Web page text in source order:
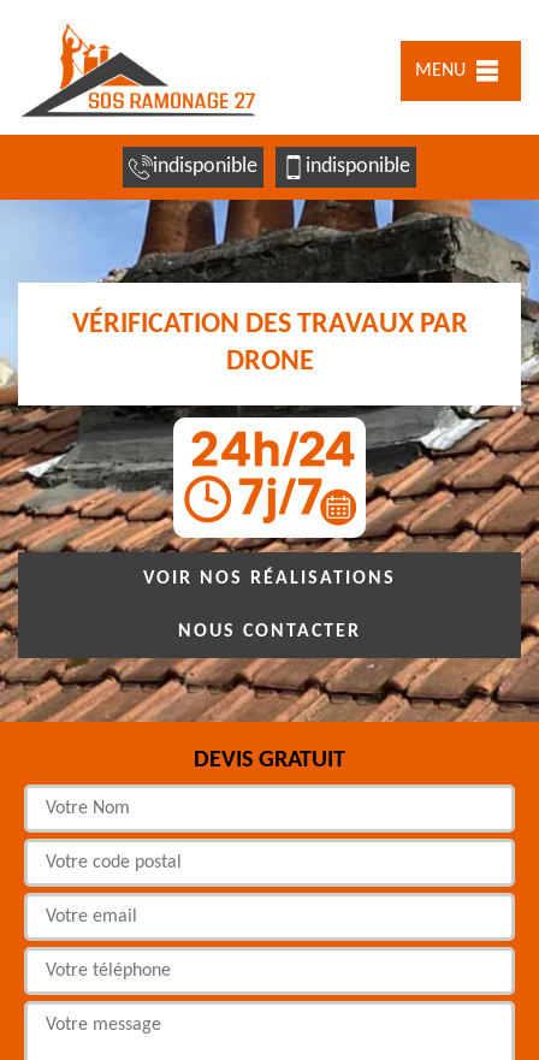
MENU
indisponible indisponible
VÉRIFICATION DES TRAVAUX PAR
DRONE
VOIR NOS RÉALISATIONS
NOUS CONTACTER
DEVIS GRATUIT